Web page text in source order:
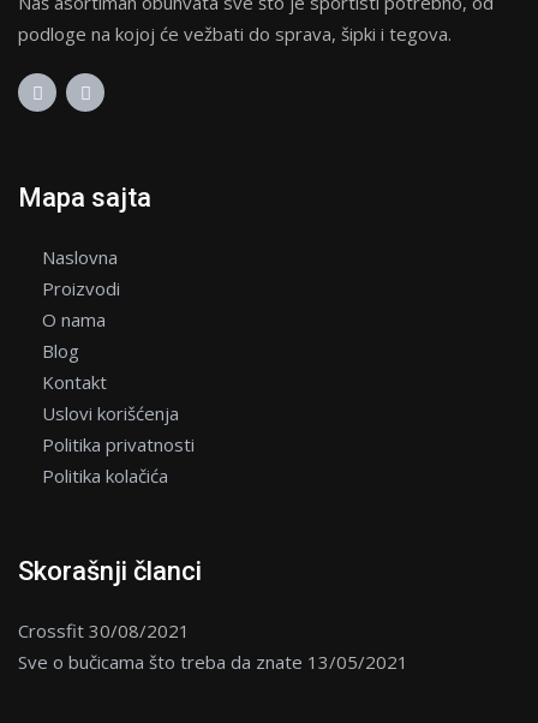
podloge na kojoj će vežbati do sprava, šipki i tegova.
Mapa sajta
Naslovna
Proizvodi
O nama
Blog
Kontakt
Uslovi korišćenja
Politika privatnosti
Politika kolačića
Skorašnji članci
Crossfit 30/08/2021
Sve o bučicama što treba da znate 13/05/2021